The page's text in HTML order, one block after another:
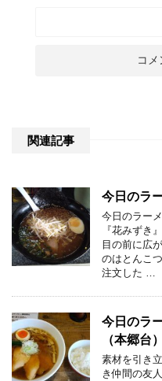
関連記事
今日のラ
今日のラー
『花みずき
目の前に広
のはとんこ
注文した …
今日のラ
（本郷台）
素材を引き
き仲間の友